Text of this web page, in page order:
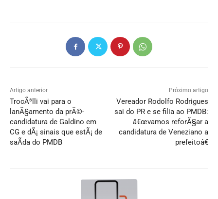
Artigo anterior
TrocÃ³lli vai para o
lanÃ§amento da prÃ©-
candidatura de Galdino em
CG e dÃ¡ sinais que estÃ¡ de
saÃ­da do PMDB
Próximo artigo
Vereador Rodolfo Rodrigues
sai do PR e se filia ao PMDB:
â€œvamos reforÃ§ar a
candidatura de Veneziano a
prefeitoâ€